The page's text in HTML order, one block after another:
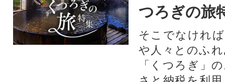
つろぎの旅
そこでなけれ
や人々とのふ
「くつろぎ」